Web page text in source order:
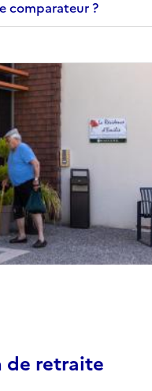
comparateur ?
de retraite